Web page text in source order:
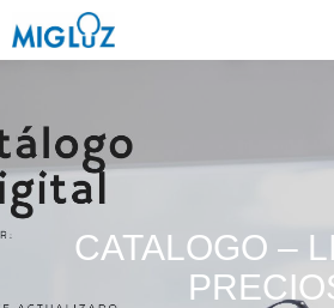
al
CATALOGO –